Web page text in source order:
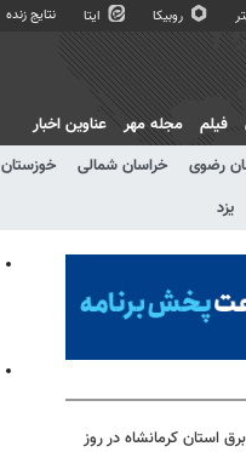
روبیکا ایتا نتایج زنده
رضوی خراسان شمالی خوزستان
یزد
فیلم مجله مهر عناوین اخبار
استان کرمانشاه در روز